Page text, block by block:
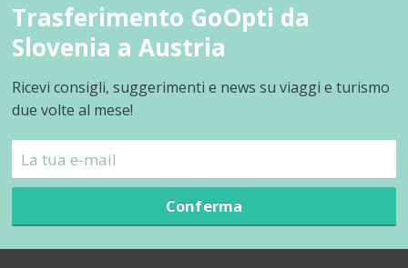
Trasferimento GoOpti da
Slovenia a Austria
Ricevi consigli, suggerimenti e news su viaggi e turismo
due volte al mese!
Conferma